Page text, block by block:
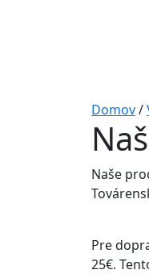
Domov/
Naše
Pre
25€.